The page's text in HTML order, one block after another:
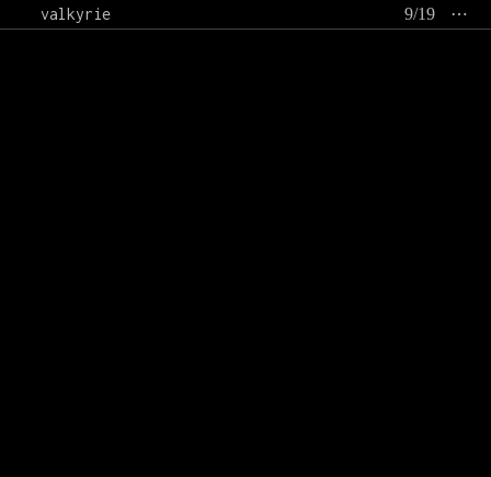
valkyrie
⋯
9/19